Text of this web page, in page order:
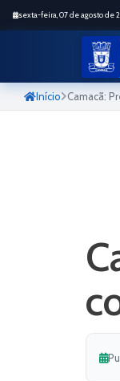
sexta-feira, 07 de agosto de
Início Camacã: